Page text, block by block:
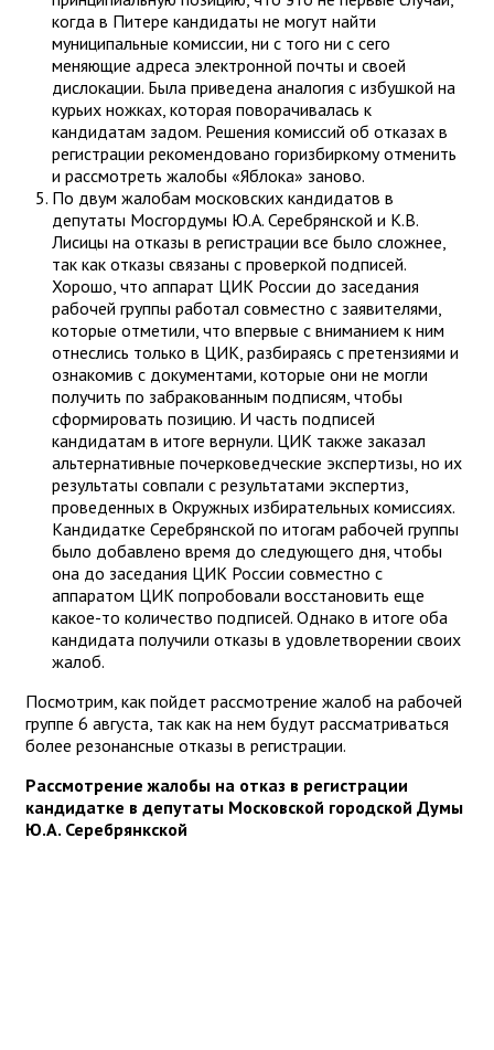
когда в Питере кандидаты не могут найти
муниципальные комиссии, ни с того ни с сего
меняющие адреса электронной почты и своей
дислокации. Была приведена аналогия с избушкой на
курьих ножках, которая поворачивалась к
кандидатам задом. Решения комиссий об отказах в
регистрации рекомендовано горизбиркому отменить
и рассмотреть жалобы «Яблока» заново.
По двум жалобам московских кандидатов в
депутаты Мосгордумы Ю.А. Серебрянской и К.В.
Лисицы на отказы в регистрации все было сложнее,
так как отказы связаны с проверкой подписей.
Хорошо, что аппарат ЦИК России до заседания
рабочей группы работал совместно с заявителями,
которые отметили, что впервые с вниманием к ним
отнеслись только в ЦИК, разбираясь с претензиями и
ознакомив с документами, которые они не могли
получить по забракованным подписям, чтобы
сформировать позицию. И часть подписей
кандидатам в итоге вернули. ЦИК также заказал
альтернативные почерковедческие экспертизы, но их
результаты совпали с результатами экспертиз,
проведенных в Окружных избирательных комиссиях.
Кандидатке Серебрянской по итогам рабочей группы
было добавлено время до следующего дня, чтобы
она до заседания ЦИК России совместно с
аппаратом ЦИК попробовали восстановить еще
какое-то количество подписей. Однако в итоге оба
кандидата получили отказы в удовлетворении своих
жалоб.
Посмотрим, как пойдет рассмотрение жалоб на рабочей
группе 6 августа, так как на нем будут рассматриваться
более резонансные отказы в регистрации.
Рассмотрение жалобы на отказ в регистрации
кандидатке в депутаты Московской городской Думы
Ю.А. Серебрянкской